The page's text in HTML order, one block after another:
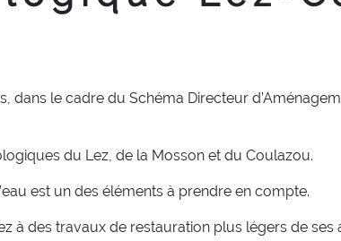
le cadre du Schéma Directeur
du Lez, de la Mosson et du Coulazou.
est un des éléments à prendre en compte.
à des travaux de restauration plus légers de ses